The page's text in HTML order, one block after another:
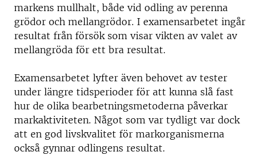
markens mullhalt, både vid odling av perenna
grödor och mellangrödor. I examensarbetet ingår
resultat från försök som visar vikten av valet av
mellangröda för ett bra resultat.
Examensarbetet lyfter även behovet av tester
under längre tidsperioder för att kunna slå fast
hur de olika bearbetningsmetoderna påverkar
markaktiviteten. Något som var tydligt var dock
att en god livskvalitet för markorganismerna
också gynnar odlingens resultat.